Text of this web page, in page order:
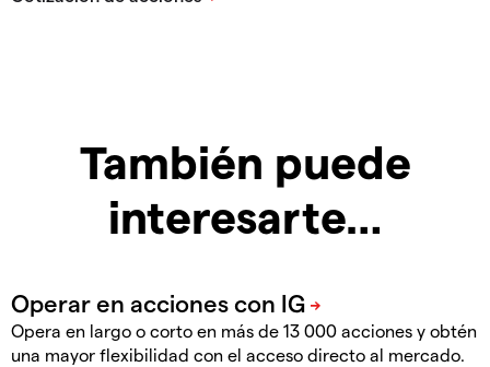
También puede
interesarte…
Opera en largo o corto en más de 13 000 acciones y obtén
una mayor flexibilidad con el acceso directo al mercado.